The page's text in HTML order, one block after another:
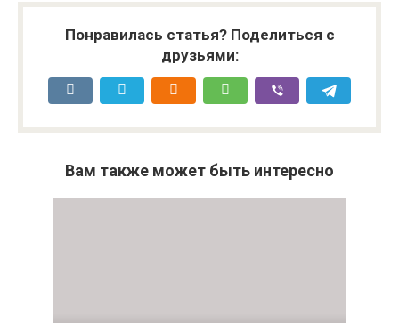
Понравилась статья? Поделиться с
друзьями:
Вам также может быть интересно